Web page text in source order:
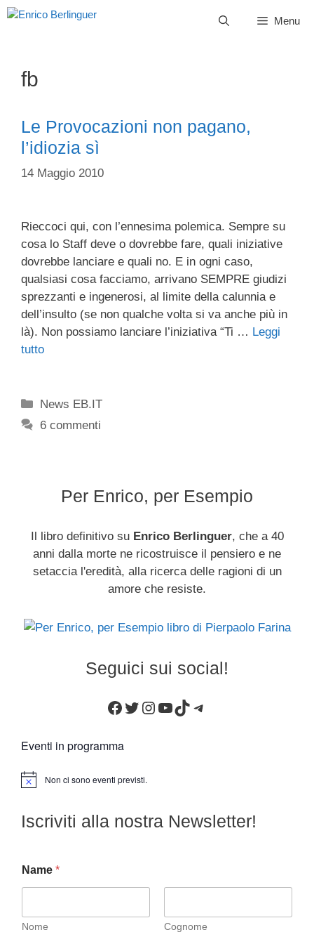
Vai
Menu
fb
Le Provocazioni non pagano,
l’idiozia sì
14 Maggio 2010
Rieccoci qui, con l’ennesima polemica. Sempre su
cosa lo Staff deve o dovrebbe fare, quali iniziative
dovrebbe lanciare e quali no. E in ogni caso,
qualsiasi cosa facciamo, arrivano SEMPRE giudizi
sprezzanti e ingenerosi, al limite della calunnia e
dell’insulto (se non qualche volta si va anche più in
là). Non possiamo lanciare l’iniziativa “Ti … Leggi
tutto
Categorie
News EB.IT
6 commenti
Per Enrico, per Esempio
Il libro definitivo su Enrico Berlinguer, che a 40
anni dalla morte ne ricostruisce il pensiero e ne
setaccia l'eredità, alla ricerca delle ragioni di un
amore che resiste.
Seguici sui social!
Facebook
Twitter
Instagram
YouTube
TikTokTelegram
Eventi in programma
N
c
Non ci sono eventi previsti.
Iscriviti alla nostra Newsletter!
Name *
Nome Cognome